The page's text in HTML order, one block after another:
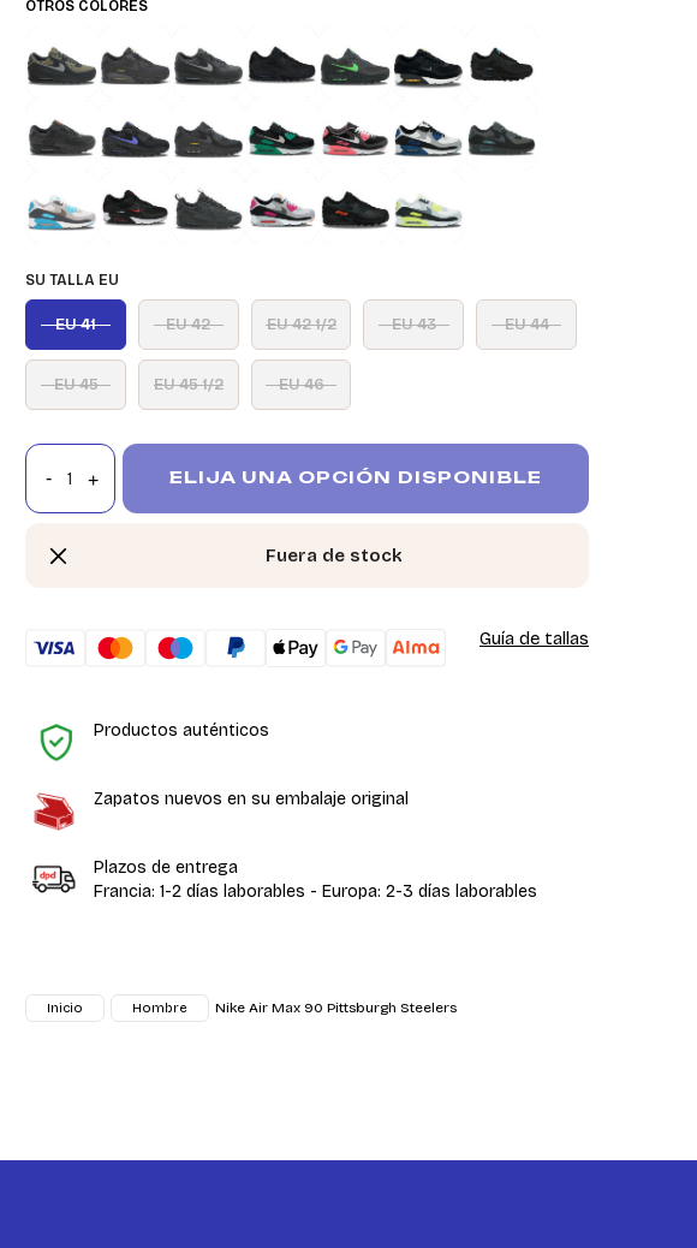
OTROS COLORES
SU TALLA EU
EU 41 EU 42 EU 42 1/2 EU 43 EU 44
EU 45 EU 45 1/2 EU 46
ELIJA UNA OPCIÓN DISPONIBLE
Fuera de stock
Guía de tallas
Productos auténticos
Zapatos nuevos en su embalaje original
Plazos de entrega
Francia: 1-2 días laborables - Europa: 2-3 días laborables
Inicio Hombre Nike Air Max 90 Pittsburgh Steelers